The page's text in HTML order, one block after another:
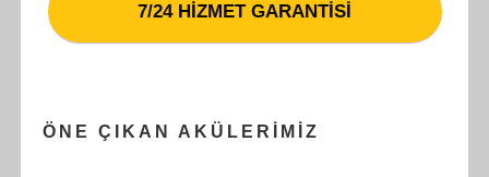
7/24 HİZMET GARANTİSİ
ÖNE ÇIKAN AKÜLERIMIZ